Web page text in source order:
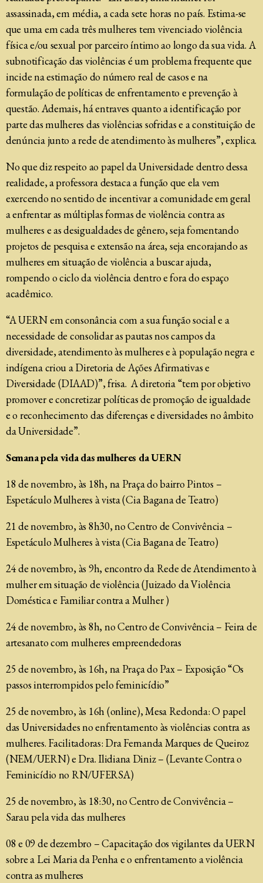
assassinada, em média, a cada sete horas no país. Estima-se
que uma em cada três mulheres tem vivenciado violência
física e/ou sexual por parceiro íntimo ao longo da sua vida. A
subnotificação das violências é um problema frequente que
incide na estimação do número real de casos e na
formulação de políticas de enfrentamento e prevenção à
questão. Ademais, há entraves quanto a identificação por
parte das mulheres das violências sofridas e a constituição de
denúncia junto a rede de atendimento às mulheres”, explica.
No que diz respeito ao papel da Universidade dentro dessa
realidade, a professora destaca a função que ela vem
exercendo no sentido de incentivar a comunidade em geral
a enfrentar as múltiplas formas de violência contra as
mulheres e as desigualdades de gênero, seja fomentando
projetos de pesquisa e extensão na área, seja encorajando as
mulheres em situação de violência a buscar ajuda,
rompendo o ciclo da violência dentro e fora do espaço
acadêmico.
“A UERN em consonância com a sua função social e a
necessidade de consolidar as pautas nos campos da
diversidade, atendimento às mulheres e à população negra e
indígena criou a Diretoria de Ações Afirmativas e
Diversidade (DIAAD)”, frisa. A diretoria “tem por objetivo
promover e concretizar políticas de promoção de igualdade
e o reconhecimento das diferenças e diversidades no âmbito
da Universidade”.
Semana pela vida das mulheres da UERN
18 de novembro, às 18h, na Praça do bairro Pintos –
Espetáculo Mulheres à vista (Cia Bagana de Teatro)
21 de novembro, às 8h30, no Centro de Convivência –
Espetáculo Mulheres à vista (Cia Bagana de Teatro)
24 de novembro, às 9h, encontro da Rede de Atendimento à
mulher em situação de violência (Juizado da Violência
Doméstica e Familiar contra a Mulher )
24 de novembro, às 8h, no Centro de Convivência – Feira de
artesanato com mulheres empreendedoras
25 de novembro, às 16h, na Praça do Pax – Exposição “Os
passos interrompidos pelo feminicídio”
25 de novembro, às 16h (online), Mesa Redonda: O papel
das Universidades no enfrentamento às violências contra as
mulheres. Facilitadoras: Dra Fernanda Marques de Queiroz
(NEM/UERN) e Dra. Ilidiana Diniz – (Levante Contra o
Feminicídio no RN/UFERSA)
25 de novembro, às 18:30, no Centro de Convivência –
Sarau pela vida das mulheres
08 e 09 de dezembro – Capacitação dos vigilantes da UERN
sobre a Lei Maria da Penha e o enfrentamento a violência
contra as mulheres